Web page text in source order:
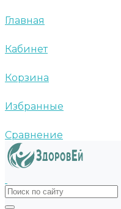
Главная
Кабинет
Корзина
Избранные
Сравнение